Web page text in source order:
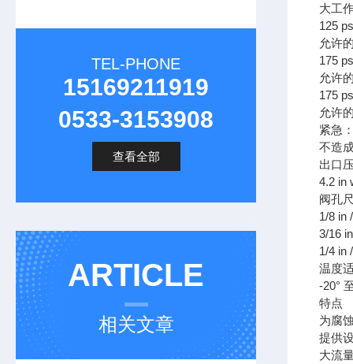
TEL-PHONE
15169211919
0533-3153908
查看全部
ARTICLE
相关文章
大工
125
允许
175
允许
175
允许
紧急
不造
出口
4.2 in
阀孔
1/8 in
3/16
1/4 in
温度
-20°
特点
为腐
提供
大流